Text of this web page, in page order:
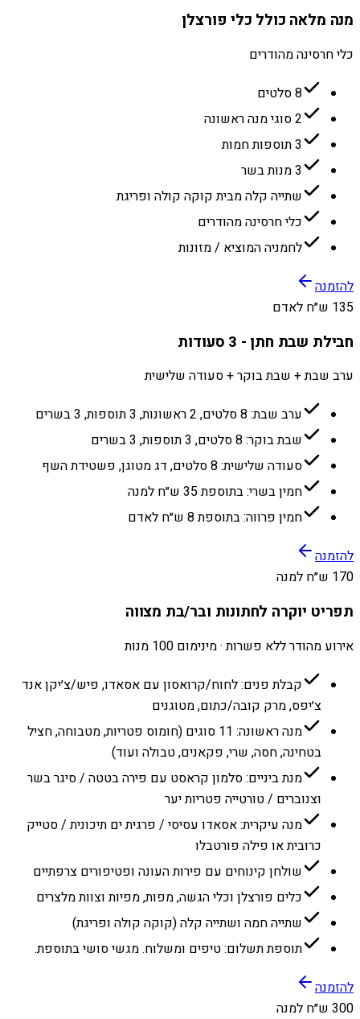
מנה מלאה כולל כלי פורצלן
כלי חרסינה מהודרים
8 סלטים
2 סוגי מנה ראשונה
3 תוספות חמות
3 מנות בשר
שתייה קלה מבית קוקה קולה ופריגת
כלי חרסינה מהודרים
לחמניה המוציא / מזונות
להזמנה
135 ש״ח לאדם
חבילת שבת חתן - 3 סעודות
ערב שבת + שבת בוקר + סעודה שלישית
ערב שבת: 8 סלטים, 2 ראשונות, 3 תוספות, 3 בשרים
שבת בוקר: 8 סלטים, 3 תוספות, 3 בשרים
סעודה שלישית: 8 סלטים, דג מטוגן, פשטידת השף
חמין בשרי: בתוספת 35 ש״ח למנה
חמין פרווה: בתוספת 8 ש״ח לאדם
להזמנה
170 ש״ח למנה
תפריט יוקרה לחתונות ובר/בת מצווה
אירוע מהודר ללא פשרות · מינימום 100 מנות
קבלת פנים: לחוח/קרואסון עם אסאדו, פיש/צ׳יקן אנד
צ׳יפס, מרק קובה/כתום, מטוגנים
מנה ראשונה: 11 סוגים (חומוס פטריות, מטבוחה, חציל
בטחינה, חסה, שרי, פקאנים, טבולה ועוד)
מנת ביניים: סלמון קראסט עם פירה בטטה / סיגר בשר
וצנוברים / טורטייה פטריות יער
מנה עיקרית: אסאדו עסיסי / פרגית ים תיכונית / סטייק
כרובית או פילה פורטבלו
שולחן קינוחים עם פירות העונה ופטיפורים צרפתיים
כלים פורצלן וכלי הגשה, מפות, מפיות וצוות מלצרים
שתייה חמה ושתייה קלה (קוקה קולה ופריגת)
תוספת תשלום: טיפים ומשלוח. מגשי סושי בתוספת.
להזמנה
300 ש״ח למנה